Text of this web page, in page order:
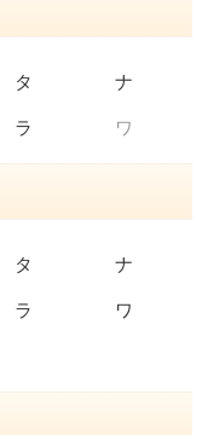
タ ナ
ラ ワ
タ ナ
ラ ワ